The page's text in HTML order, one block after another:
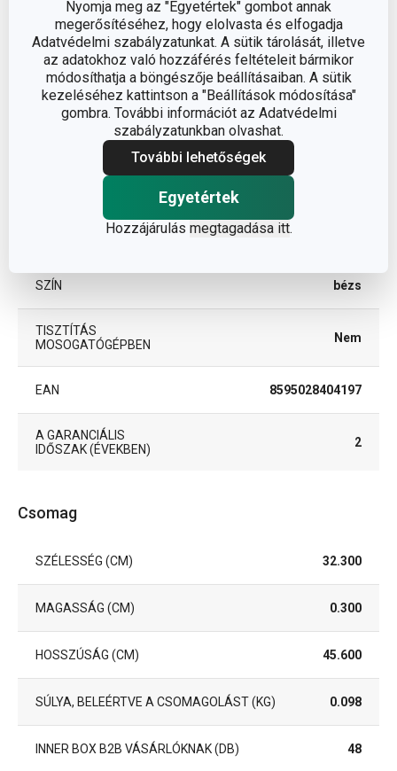
Nyomja meg az "Egyetértek" gombot annak
megerősítéséhez, hogy elolvasta és elfogadja
Adatvédelmi szabályzatunkat. A sütik tárolását, illetve
az adatokhoz való hozzáférés feltételeit bármikor
módosíthatja a böngészője beállításaiban. A sütik
kezeléséhez kattintson a "Beállítások módosítása"
gombra. További információt az Adatvédelmi
szabályzatunkban olvashat.
További lehetőségek
Egyetértek
Hozzájárulás megtagadása itt.
Egyéb paraméterek
ANYAG műszövet
étkezési alátét, asztalkendő
és egyéb alátétek
étkezési alátét
SZÍN bézs
TISZTÍTÁS
MOSOGATÓGÉPBEN
Nem
EAN 8595028404197
A GARANCIÁLIS
IDŐSZAK (ÉVEKBEN)
2
Csomag
SZÉLESSÉG (CM) 32.300
MAGASSÁG (CM) 0.300
HOSSZÚSÁG (CM) 45.600
SÚLYA, BELEÉRTVE A CSOMAGOLÁST (KG) 0.098
INNER BOX B2B VÁSÁRLÓKNAK (DB) 48